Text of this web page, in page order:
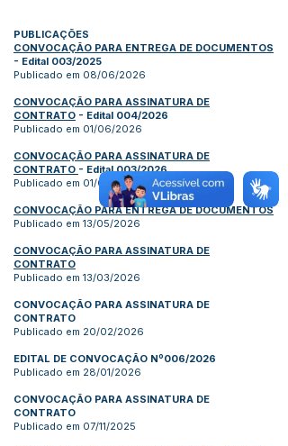
PUBLICAÇÕES
CONVOCAÇÃO PARA ENTREGA DE DOCUMENTOS
- Edital 003/2025
Publicado em 08/06/2026
CONVOCAÇÃO PARA ASSINATURA DE
CONTRATO - Edital 004/2026
Publicado em 01/06/2026
CONVOCAÇÃO PARA ASSINATURA DE
CONTRATO - Edital 003/2026
Publicado em 01/06/2026
CONVOCAÇÃO PARA ENTREGA DE DOCUMENTOS
Publicado em 13/05/2026
CONVOCAÇÃO PARA ASSINATURA DE
CONTRATO
Publicado em 13/03/2026
CONVOCAÇÃO PARA ASSINATURA DE
CONTRATO
Publicado em 20/02/2026
EDITAL DE CONVOCAÇÃO Nº006/2026
Publicado em 28/01/2026
CONVOCAÇÃO PARA ASSINATURA DE
CONTRATO
Publicado em 07/11/2025